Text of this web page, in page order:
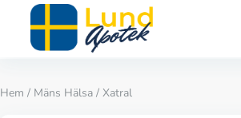
Hem / Mäns Hälsa / Xatral